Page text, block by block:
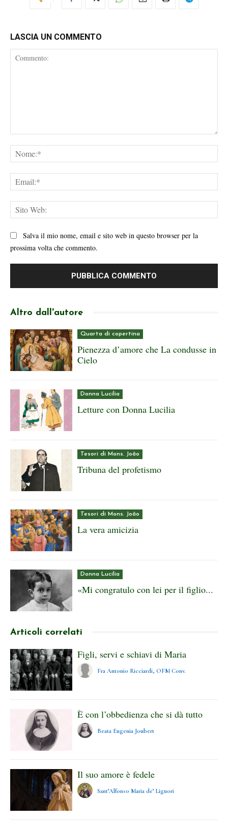
LASCIA UN COMMENTO
Salva il mio nome, email e sito web in questo browser per la
prossima volta che commento.
Altro dall'autore
Quarta di copertina
Pienezza d’amore che La condusse in
Cielo
Donna Lucilia
Letture con Donna Lucilia
Tesori di Mons. João
Tribuna del profetismo
Tesori di Mons. João
La vera amicizia
Donna Lucilia
«Mi congratulo con lei per il figlio...
Articoli correlati
Figli, servi e schiavi di Maria
Fra Antonio Ricciardi, OFM Conv.
È con l’obbedienza che si dà tutto
Beata Eugenia Joubert
Il suo amore è fedele
Sant’Alfonso Maria de’ Liguori